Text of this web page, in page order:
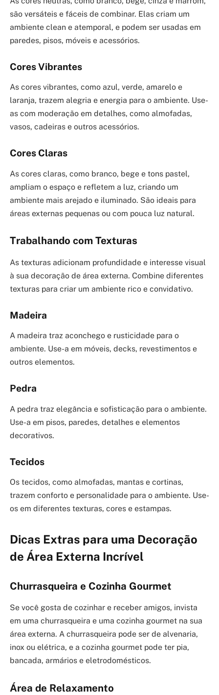
são versáteis e fáceis de combinar. Elas criam um
ambiente clean e atemporal, e podem ser usadas em
paredes, pisos, móveis e acessórios.
Cores Vibrantes
As cores vibrantes, como azul, verde, amarelo e
laranja, trazem alegria e energia para o ambiente. Use-
as com moderação em detalhes, como almofadas,
vasos, cadeiras e outros acessórios.
Cores Claras
As cores claras, como branco, bege e tons pastel,
ampliam o espaço e refletem a luz, criando um
ambiente mais arejado e iluminado. São ideais para
áreas externas pequenas ou com pouca luz natural.
Trabalhando com Texturas
As texturas adicionam profundidade e interesse visual
à sua decoração de área externa. Combine diferentes
texturas para criar um ambiente rico e convidativo.
Madeira
A madeira traz aconchego e rusticidade para o
ambiente. Use-a em móveis, decks, revestimentos e
outros elementos.
Pedra
A pedra traz elegância e sofisticação para o ambiente.
Use-a em pisos, paredes, detalhes e elementos
decorativos.
Tecidos
Os tecidos, como almofadas, mantas e cortinas,
trazem conforto e personalidade para o ambiente. Use-
os em diferentes texturas, cores e estampas.
Dicas Extras para uma Decoração
de Área Externa Incrível
Churrasqueira e Cozinha Gourmet
Se você gosta de cozinhar e receber amigos, invista
em uma churrasqueira e uma cozinha gourmet na sua
área externa. A churrasqueira pode ser de alvenaria,
inox ou elétrica, e a cozinha gourmet pode ter pia,
bancada, armários e eletrodomésticos.
Área de Relaxamento